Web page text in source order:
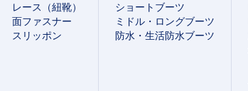
レース（紐靴）
面ファスナー
スリッポン
ショートブーツ
ミドル・ロングブーツ
防水・生活防水ブーツ